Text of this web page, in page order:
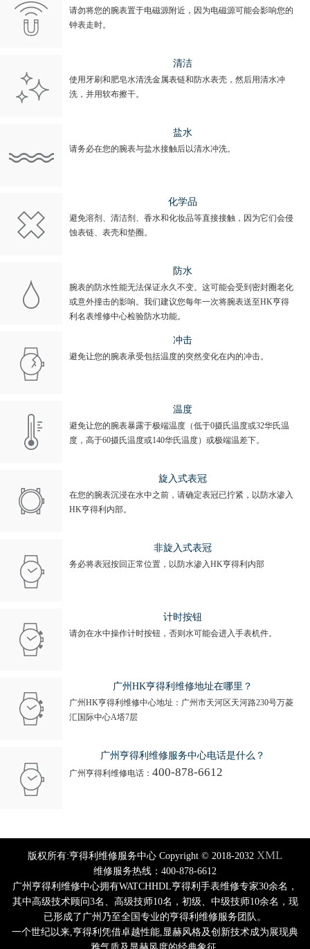
请勿将您的腕表置于电磁源附近，因为电磁源可能会影响您的
钟表走时。
清洁
使用牙刷和肥皂水清洗金属表链和防水表壳，然后用清水冲
洗，并用软布擦干。
盐水
请务必在您的腕表与盐水接触后以清水冲洗。
化学品
避免溶剂、清洁剂、香水和化妆品等直接接触，因为它们会侵
蚀表链、表壳和垫圈。
防水
腕表的防水性能无法保证永久不变。这可能会受到密封圈老化
或意外撞击的影响。我们建议您每年一次将腕表送至HK亨得
利名表维修中心检验防水功能。
冲击
避免让您的腕表承受包括温度的突然变化在内的冲击。
温度
避免让您的腕表暴露于极端温度（低于0摄氏温度或32华氏温
度，高于60摄氏温度或140华氏温度）或极端温差下。
旋入式表冠
在您的腕表沉浸在水中之前，请确定表冠已拧紧，以防水渗入
HK亨得利内部。
非旋入式表冠
务必将表冠按回正常位置，以防水渗入HK亨得利内部
计时按钮
请勿在水中操作计时按钮，否则水可能会进入手表机件。
广州HK亨得利维修地址在哪里？
广州HK亨得利维修中心地址：广州市天河区天河路230号万菱
汇国际中心A塔7层
广州亨得利维修服务中心电话是什么？
广州亨得利维修电话： 400-878-6612
版权所有:亨得利维修服务中心 Copyright © 2018-2032 XML
维修服务热线：400-878-6612
广州亨得利维修中心拥有WATCHHDL亨得利手表维修专家30余名，
其中高级技术顾问3名、高级技师10名，初级、中级技师10余名，现
已形成了广州乃至全国专业的亨得利维修服务团队。
一个世纪以来,亨得利凭借卓越性能,显赫风格及创新技术成为展现典